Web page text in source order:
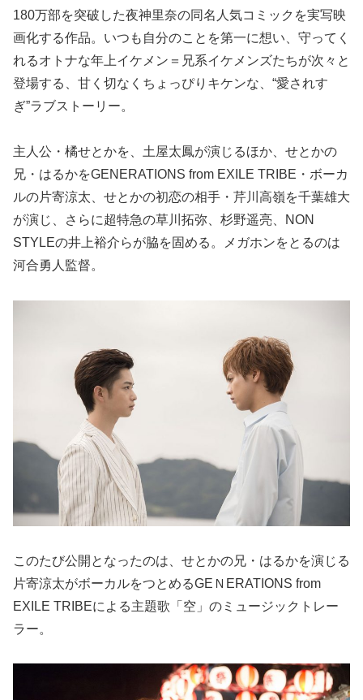
180万部を突破した夜神里奈の同名人気コミックを実写映
画化する作品。いつも自分のことを第一に想い、守ってく
れるオトナな年上イケメン＝兄系イケメンズたちが次々と
登場する、甘く切なくちょっぴりキケンな、“愛されす
ぎ”ラブストーリー。
主人公・橘せとかを、土屋太鳳が演じるほか、せとかの
兄・はるかをGENERATIONS from EXILE TRIBE・ボーカ
ルの片寄涼太、せとかの初恋の相手・芹川高嶺を千葉雄大
が演じ、さらに超特急の草川拓弥、杉野遥亮、NON
STYLEの井上裕介らが脇を固める。メガホンをとるのは
河合勇人監督。
このたび公開となったのは、せとかの兄・はるかを演じる
片寄涼太がボーカルをつとめるGEＮERATIONS from
EXILE TRIBEによる主題歌「空」のミュージックトレー
ラー。